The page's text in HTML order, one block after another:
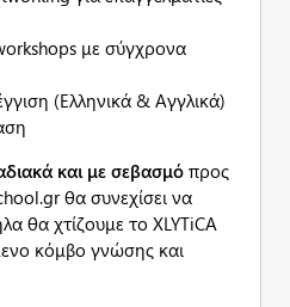
με σύγχρονα
(Ελληνικά & Αγγλικά)
και με σεβασμόπρος
θα συνεχίσει να
θα χτίζουμε το XLYTiCA
κόμβο γνώσης και